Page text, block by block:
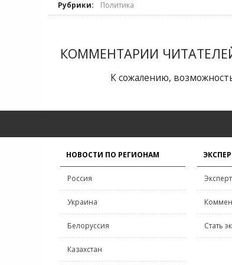
Рубрики: Политика
КОММЕНТАРИИ
К сожалению,
НОВОСТИ ПО РЕГИОНАМ
Россия
Украина
Белоруссия
Казахстан
Стать